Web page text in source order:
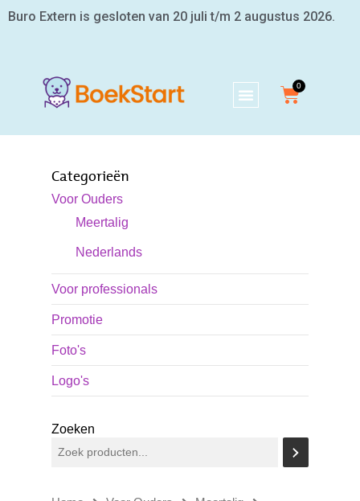
Buro Extern is gesloten van 20 juli t/m 2 augustus 2026.
Categorieën
Voor Ouders
Meertalig
Nederlands
Voor professionals
Promotie
Foto's
Logo's
Zoeken